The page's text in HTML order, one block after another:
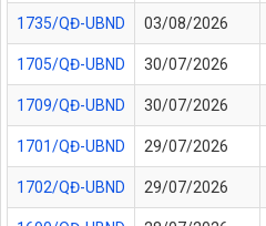
1735/QĐ-UBND 03/08/2026
1705/QĐ-UBND 30/07/2026
1709/QĐ-UBND 30/07/2026
1701/QĐ-UBND 29/07/2026
1702/QĐ-UBND 29/07/2026